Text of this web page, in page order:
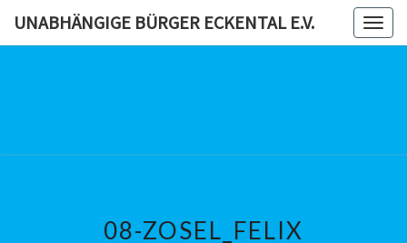
UNABHÄNGIGE BÜRGER ECKENTAL E.V.
08-ZOSEL_FELIX